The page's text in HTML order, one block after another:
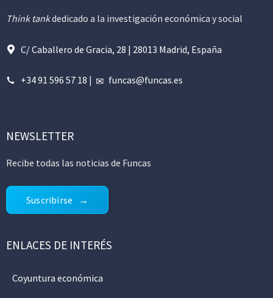
Think tankdedicado a la investigación económica y social
C/ Caballero de Gracia, 28 | 28013 Madrid, España
+34 91 596 57 18 | funcas@funcas.es
NEWSLETTER
Recibe todas las noticias de Funcas
Suscribirse
ENLACES DE INTERÉS
Coyuntura económica